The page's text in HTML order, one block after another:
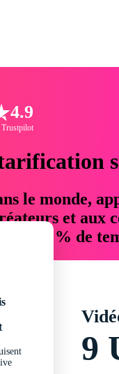
4.9
le monde,
et aux
76 % de
9